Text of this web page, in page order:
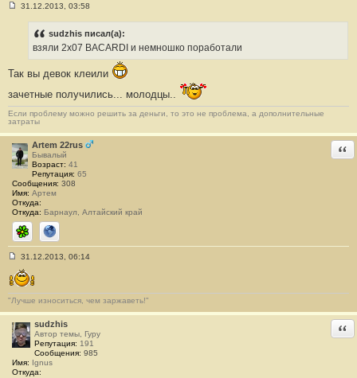
н
и
#
2
5
2
31.12.2013, 03:58
sudzhis писал(а):
взяли 2х07 BACARDI и немношко поработали
Так вы девок клеили
зачетные получились... молодцы..
Если проблему можно решить за деньги, то это не проблема, а дополнительные
затраты
Artem 22rus
Бывалый
Возраст: 41
Репутация: 65
Сообщения: 308
Имя: Артем
Откуда:
Откуда: Барнаул, Алтайский край
ICQ Сайт
о
о
б
щ
е
н
и
е
#
2
5
31.12.2013, 06:14
"Лучше износиться, чем заржаветь!"
sudzhis
Автор темы, Гуру
Репутация: 191
Сообщения: 985
Имя: Ignus
Откуда: